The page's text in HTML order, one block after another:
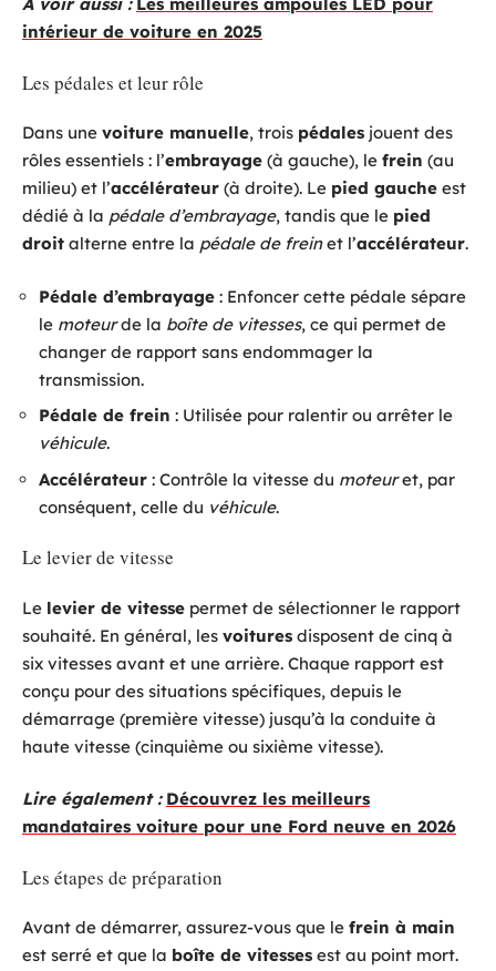
intérieur de voiture en 2025
Les pédales et leur rôle
Dans une voiture manuelle, trois pédales jouent des
rôles essentiels : l’embrayage (à gauche), le frein (au
milieu) et l’accélérateur (à droite). Le pied gauche est
dédié à la pédale d’embrayage, tandis que le pied
droit alterne entre la pédale de freinet l’accélérateur.
Pédale d’embrayage : Enfoncer cette pédale sépare
le moteurde la boîte de vitesses, ce qui permet de
changer de rapport sans endommager la
transmission.
Pédale de frein : Utilisée pour ralentir ou arrêter le
véhicule.
Accélérateur : Contrôle la vitesse du moteuret, par
conséquent, celle du véhicule.
Le levier de vitesse
Le levier de vitesse permet de sélectionner le rapport
souhaité. En général, les voitures disposent de cinq à
six vitesses avant et une arrière. Chaque rapport est
conçu pour des situations spécifiques, depuis le
démarrage (première vitesse) jusqu’à la conduite à
haute vitesse (cinquième ou sixième vitesse).
Lire également : Découvrez les meilleurs
mandataires voiture pour une Ford neuve en 2026
Les étapes de préparation
Avant de démarrer, assurez-vous que le frein à main
est serré et que la boîte de vitesses est au point mort.